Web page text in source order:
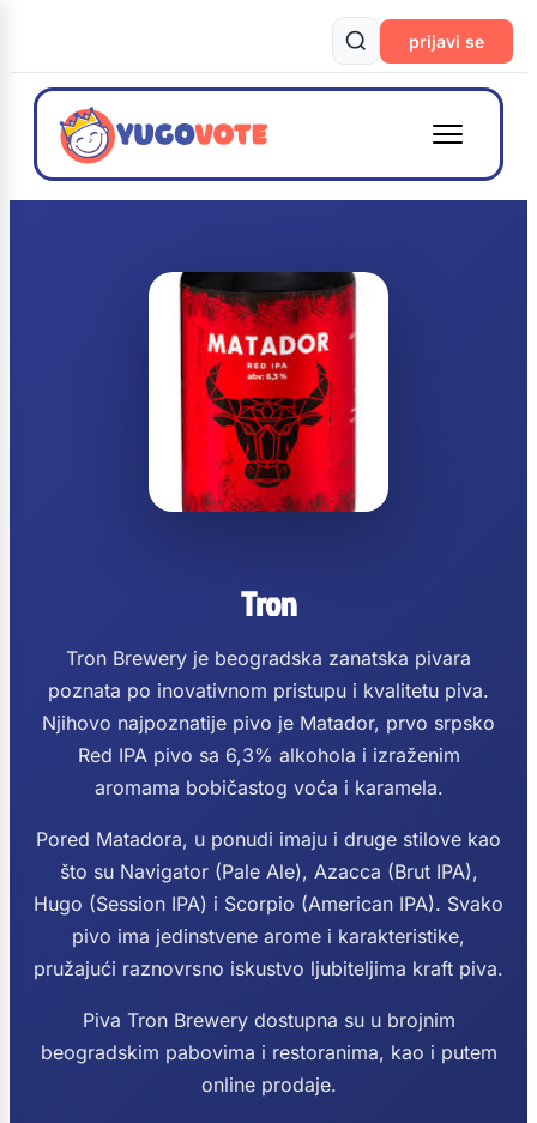
prijavi se
Tron
Tron Brewery je beogradska zanatska pivara
poznata po inovativnom pristupu i kvalitetu piva.
Njihovo najpoznatije pivo je Matador, prvo srpsko
Red IPA pivo sa 6,3% alkohola i izraženim
aromama bobičastog voća i karamela.
Pored Matadora, u ponudi imaju i druge stilove kao
što su Navigator (Pale Ale), Azacca (Brut IPA),
Hugo (Session IPA) i Scorpio (American IPA). Svako
pivo ima jedinstvene arome i karakteristike,
pružajući raznovrsno iskustvo ljubiteljima kraft piva.
Piva Tron Brewery dostupna su u brojnim
beogradskim pabovima i restoranima, kao i putem
online prodaje.